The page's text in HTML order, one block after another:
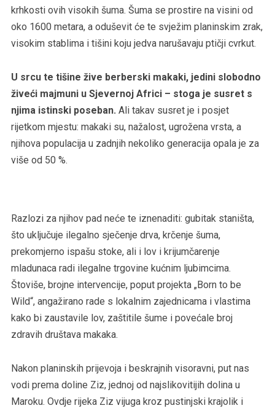
krhkosti ovih visokih šuma. Šuma se prostire na visini od
oko 1600 metara, a oduševit će te svježim planinskim zrak,
visokim stablima i tišini koju jedva narušavaju ptičji cvrkut.
U srcu te tišine žive berberski makaki, jedini slobodno
živeći majmuni u Sjevernoj Africi – stoga je susret s
njima istinski poseban. Ali takav susret je i posjet
rijetkom mjestu: makaki su, nažalost, ugrožena vrsta, a
njihova populacija u zadnjih nekoliko generacija opala je za
više od 50 %.
Razlozi za njihov pad neće te iznenaditi: gubitak staništa,
što uključuje ilegalno sječenje drva, krčenje šuma,
prekomjerno ispašu stoke, ali i lov i krijumčarenje
mladunaca radi ilegalne trgovine kućnim ljubimcima.
Štoviše, brojne intervencije, poput projekta „Born to be
Wild“, angažirano rade s lokalnim zajednicama i vlastima
kako bi zaustavile lov, zaštitile šume i povećale broj
zdravih društava makaka.
Nakon planinskih prijevoja i beskrajnih visoravni, put nas
vodi prema doline Ziz, jednoj od najslikovitijih dolina u
Maroku. Ovdje rijeka Ziz vijuga kroz pustinjski krajolik i